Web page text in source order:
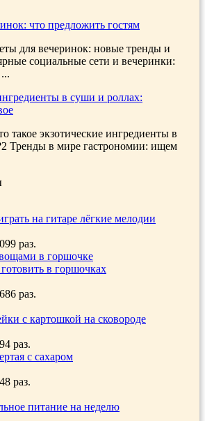
что предложить гостям
для вечеринок: новые тренды и
социальные сети и вечеринки:
в суши и роллах:
такое экзотические ингредиенты в
Тренды в мире гастрономии: ищем
на гитаре лёгкие мелодии
раз.
в горшочках
раз.
с картошкой на сковороде
раз.
с сахаром
раз.
питание на неделю